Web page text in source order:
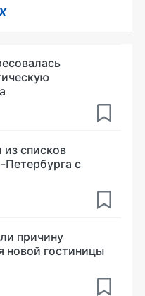
списков
с
причину
новой гостиницы